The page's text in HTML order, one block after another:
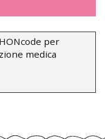
per
medica